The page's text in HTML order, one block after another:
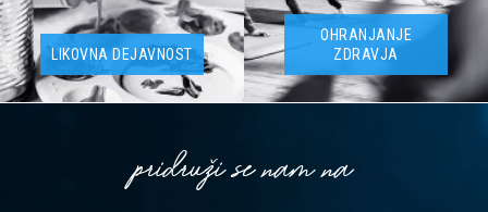
LIKOVNA DEJAVNOST
OHRANJANJE
ZDRAVJA
pridruži se nam na